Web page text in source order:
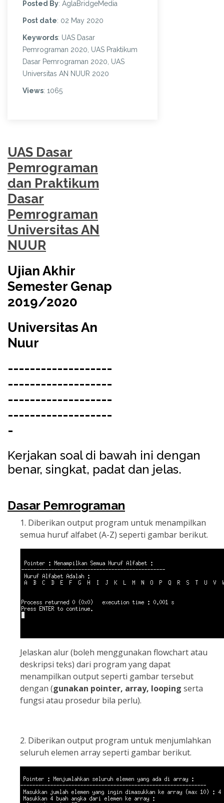
Posted By: AglaBridgeMedia
Post date: 02 May 2020
Keywords: UAS Dasar
Pemrograman 2020, UAS Praktikum
Dasar Pemrograman 2020, UAS
Universitas AN NUUR 2020
Views: 1065
UAS Dasar
Pemrograman
dan Praktikum
Dasar
Pemrograman
Universitas AN
NUUR
Ujian Akhir
Semester Genap
2019/2020
Universitas An
Nuur
-------------------
-------------------
-------------------
-------------------
-
Kerjakan soal di bawah ini dengan
benar, singkat, padat dan jelas.
Dasar Pemrograman
1. Diberikan output program untuk menampilkan
semua huruf alfabet (A-Z) seperti gambar berikut.
Jelaskan alur (boleh menggunakan flowchart atau
deskripsi teks) dari program yang dapat
menampilkan output seperti gambar tersebut
dengan (gunakan pointer, array, looping serta
fungsi atau prosedur bila perlu).
2. Diberikan output program untuk menjumlahkan
seluruh elemen array seperti gambar berikut.